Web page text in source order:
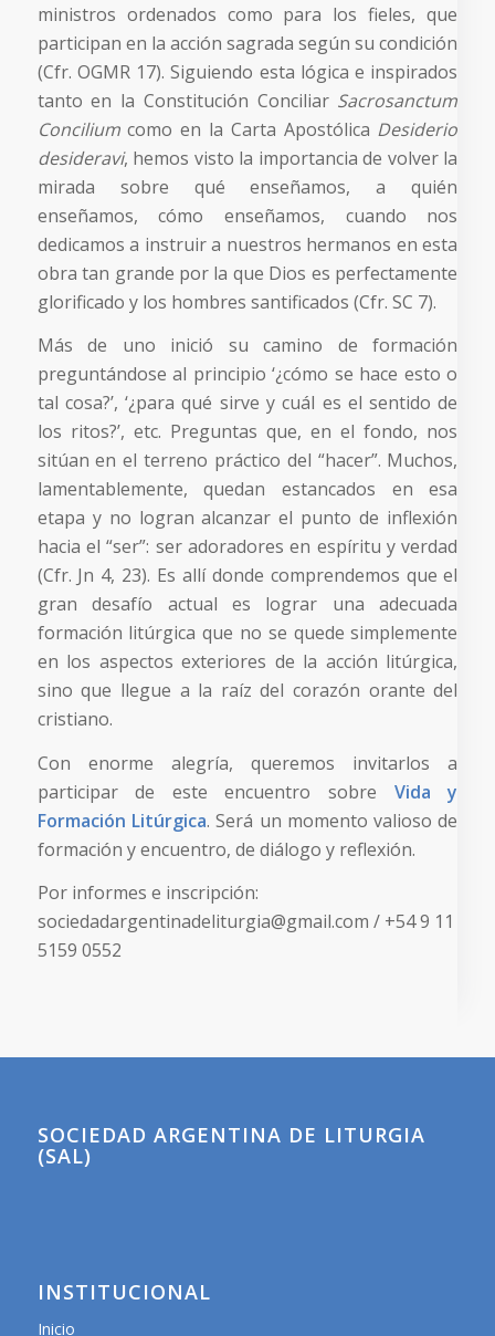
ministros ordenados como para los fieles, que
participan en la acción sagrada según su condición
(Cfr. OGMR 17). Siguiendo esta lógica e inspirados
tanto en la Constitución Conciliar Sacrosanctum
Conciliumcomo en la Carta Apostólica Desiderio
desideravi, hemos visto la importancia de volver la
mirada sobre qué enseñamos, a quién
enseñamos, cómo enseñamos, cuando nos
dedicamos a instruir a nuestros hermanos en esta
obra tan grande por la que Dios es perfectamente
glorificado y los hombres santificados (Cfr. SC 7).
Más de uno inició su camino de formación
preguntándose al principio ‘¿cómo se hace esto o
tal cosa?’, ‘¿para qué sirve y cuál es el sentido de
los ritos?’, etc. Preguntas que, en el fondo, nos
sitúan en el terreno práctico del “hacer”. Muchos,
lamentablemente, quedan estancados en esa
etapa y no logran alcanzar el punto de inflexión
hacia el “ser”: ser adoradores en espíritu y verdad
(Cfr. Jn 4, 23). Es allí donde comprendemos que el
gran desafío actual es lograr una adecuada
formación litúrgica que no se quede simplemente
en los aspectos exteriores de la acción litúrgica,
sino que llegue a la raíz del corazón orante del
cristiano.
Con enorme alegría, queremos invitarlos a
participar de este encuentro sobre Vida y
Formación Litúrgica. Será un momento valioso de
formación y encuentro, de diálogo y reflexión.
Por informes e inscripción:
sociedadargentinadeliturgia@gmail.com / +54 9 11
5159 0552
SOCIEDAD ARGENTINA DE LITURGIA
(SAL)
INSTITUCIONAL
Inicio